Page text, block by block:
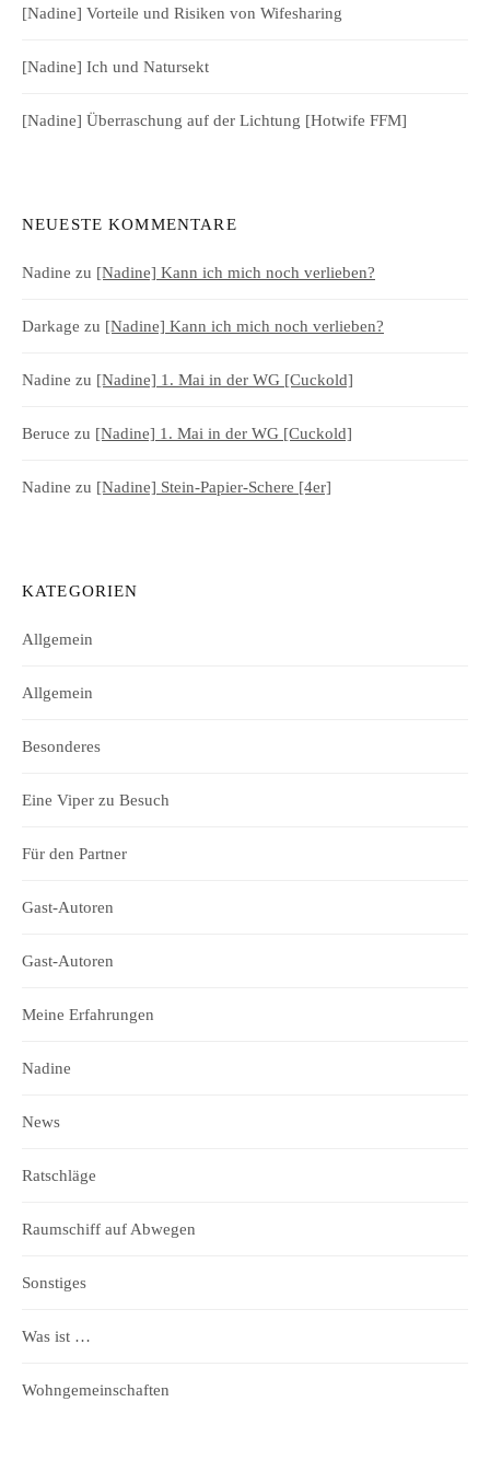
[Nadine] Vorteile und Risiken von Wifesharing
[Nadine] Ich und Natursekt
[Nadine] Überraschung auf der Lichtung [Hotwife FFM]
NEUESTE KOMMENTARE
Nadine zu [Nadine] Kann ich mich noch verlieben?
Darkage zu [Nadine] Kann ich mich noch verlieben?
Nadine zu [Nadine] 1. Mai in der WG [Cuckold]
Beruce zu [Nadine] 1. Mai in der WG [Cuckold]
Nadine zu [Nadine] Stein-Papier-Schere [4er]
KATEGORIEN
Allgemein
Allgemein
Besonderes
Eine Viper zu Besuch
Für den Partner
Gast-Autoren
Gast-Autoren
Meine Erfahrungen
Nadine
News
Ratschläge
Raumschiff auf Abwegen
Sonstiges
Was ist …
Wohngemeinschaften